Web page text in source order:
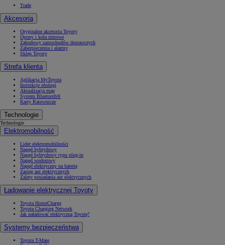
Trade
Akcesoria
Oryginalne akcesoria Toyoty
Opony i koła zimowe
Zabudowy samochodów dostawczych
Zabezpieczenia i alarmy
Sklep Toyoty
Strefa klienta
Aplikacja MyToyota
Instrukcje obsługi
Aktualizacja map
System Bluetooth®
Karty Ratownicze
Technologie
Technologie
Elektromobilność
Lider elektromobilności
Napęd hybrydowy
Napęd hybrydowy typu plug-in
Napęd wodorowy
Napęd elektryczny na baterię
Zasięg aut elektrycznych
Zalety posiadania aut elektrycznych
Ładowanie elektrycznej Toyoty
Toyota HomeCharge
Toyota Charging Network
Jak naładować elektryczną Toyotę?
Systemy bezpieczeństwa
Toyota T-Mate